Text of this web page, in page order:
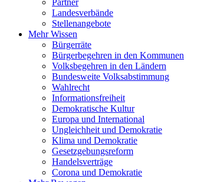
Landesverbände
Stellenangebote
Mehr Wissen
Bürgerräte
Bürgerbegehren in den Kommunen
Volksbegehren in den Ländern
Bundesweite Volksabstimmung
Wahlrecht
Informationsfreiheit
Demokratische Kultur
Europa und International
Ungleichheit und Demokratie
Klima und Demokratie
Gesetzgebungsreform
Handelsverträge
Corona und Demokratie